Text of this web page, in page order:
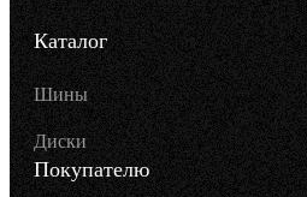
Каталог
Шины
Диски
Покупателю